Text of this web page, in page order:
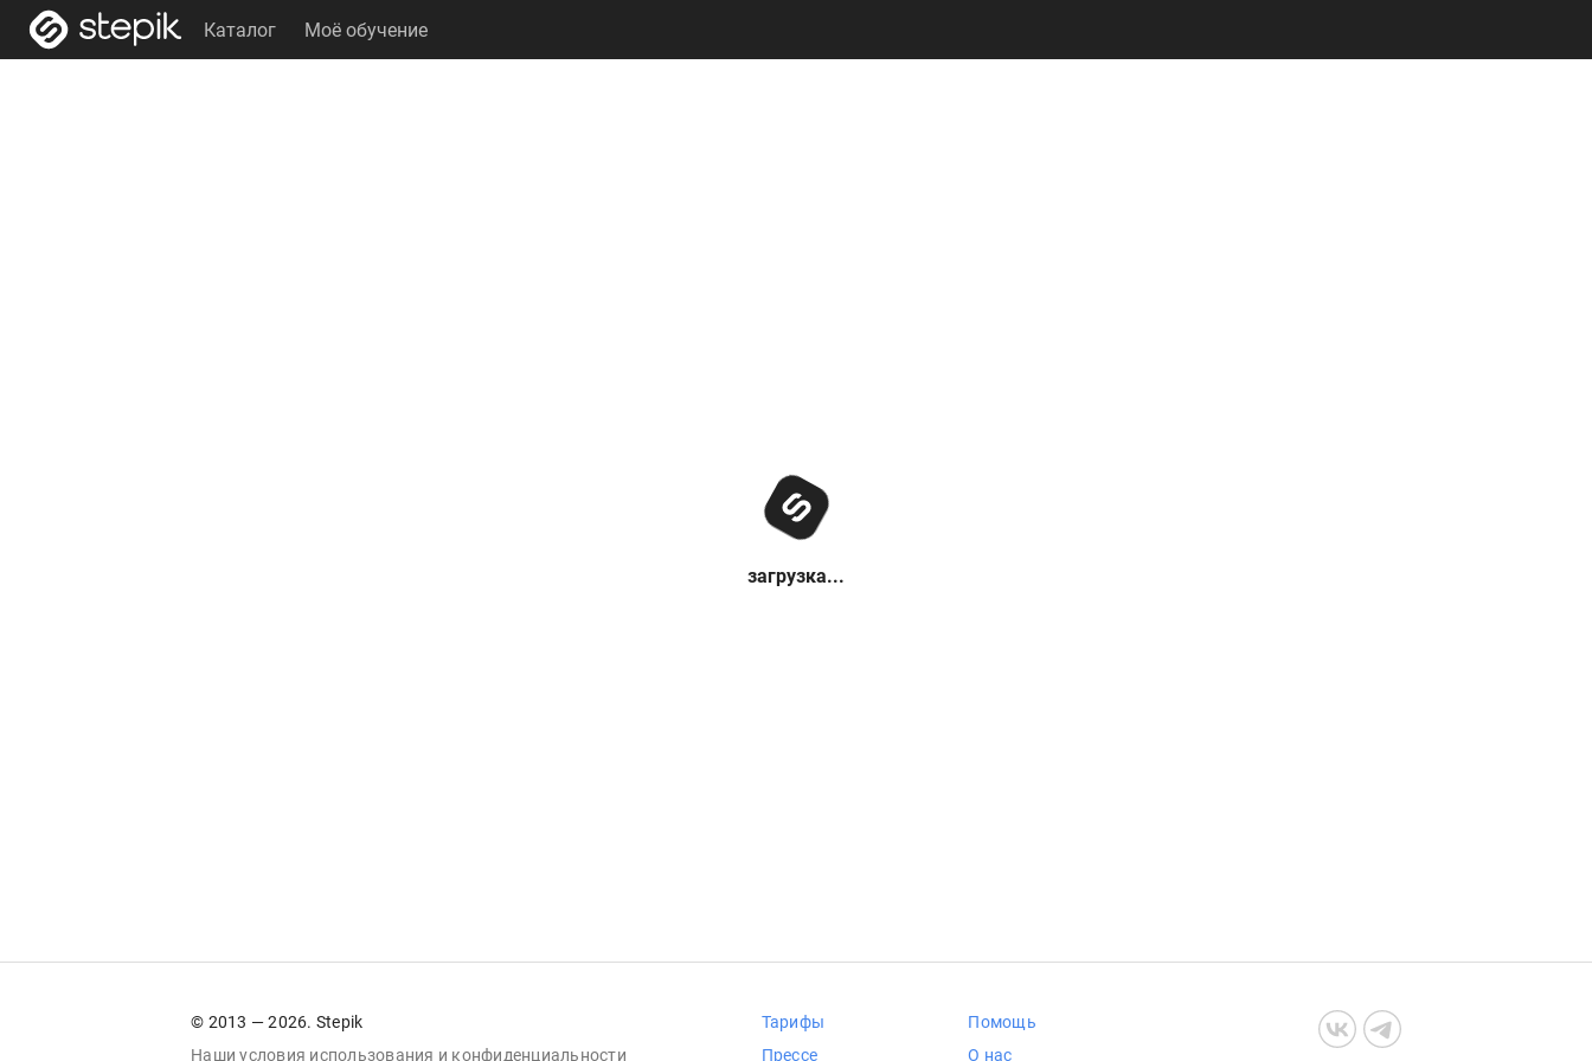
Каталог Моё обучение
загрузка...
© 2013 — 2026. Stepik
Наши условия использования и конфиденциальности
Тарифы
Прессе
Помощь
О нас